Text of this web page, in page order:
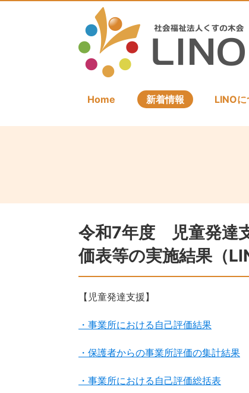
Home 新着情報 LINOに
令和7年度 児童発達
価表等の実施結果（
【児童発達支援】
・事業所における自己評価結果
・保護者からの事業所評価の集計結果
・事業所における自己評価総括表